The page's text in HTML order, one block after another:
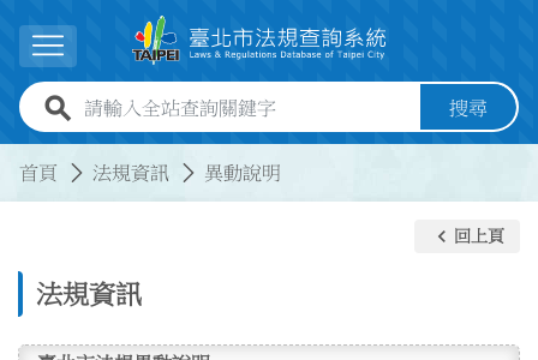
展開選單
全站查詢關鍵字欄位 搜尋
首頁 法規資訊 異動說明
法規資訊
keyboard_arrow_left 回上頁